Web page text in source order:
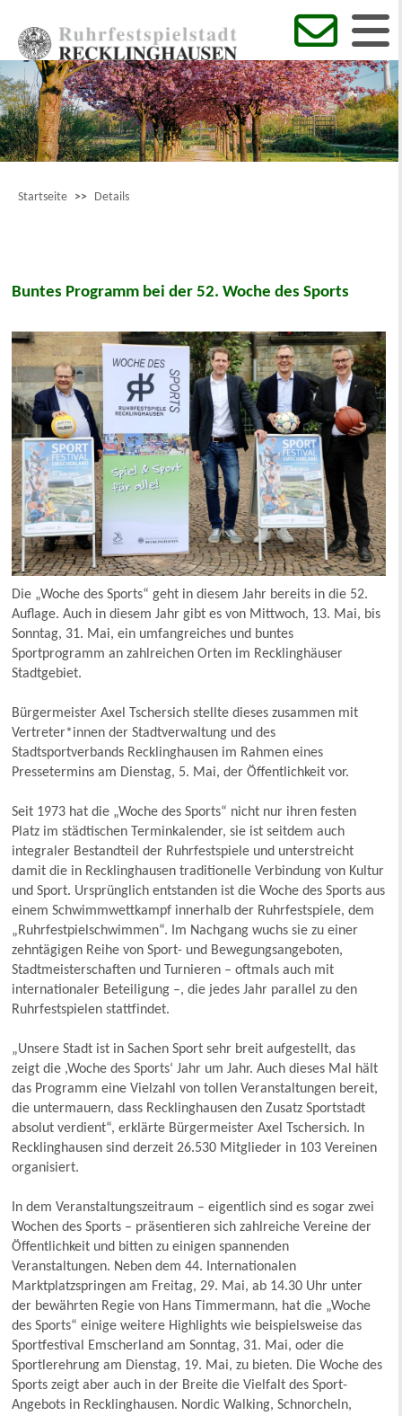
Startseite >> Details
Buntes Programm bei der 52. Woche des Sports
Die „Woche des Sports“ geht in diesem Jahr bereits in die 52.
Auflage. Auch in diesem Jahr gibt es von Mittwoch, 13. Mai, bis
Sonntag, 31. Mai, ein umfangreiches und buntes
Sportprogramm an zahlreichen Orten im Recklinghäuser
Stadtgebiet.
Bürgermeister Axel Tschersich stellte dieses zusammen mit
Vertreter*innen der Stadtverwaltung und des
Stadtsportverbands Recklinghausen im Rahmen eines
Pressetermins am Dienstag, 5. Mai, der Öffentlichkeit vor.
Seit 1973 hat die „Woche des Sports“ nicht nur ihren festen
Platz im städtischen Terminkalender, sie ist seitdem auch
integraler Bestandteil der Ruhrfestspiele und unterstreicht
damit die in Recklinghausen traditionelle Verbindung von Kultur
und Sport. Ursprünglich entstanden ist die Woche des Sports aus
einem Schwimmwettkampf innerhalb der Ruhrfestspiele, dem
„Ruhrfestpielschwimmen“. Im Nachgang wuchs sie zu einer
zehntägigen Reihe von Sport- und Bewegungsangeboten,
Stadtmeisterschaften und Turnieren – oftmals auch mit
internationaler Beteiligung –, die jedes Jahr parallel zu den
Ruhrfestspielen stattfindet.
„Unsere Stadt ist in Sachen Sport sehr breit aufgestellt, das
zeigt die ,Woche des Sports‘ Jahr um Jahr. Auch dieses Mal hält
das Programm eine Vielzahl von tollen Veranstaltungen bereit,
die untermauern, dass Recklinghausen den Zusatz Sportstadt
absolut verdient“, erklärte Bürgermeister Axel Tschersich. In
Recklinghausen sind derzeit 26.530 Mitglieder in 103 Vereinen
organisiert.
In dem Veranstaltungszeitraum – eigentlich sind es sogar zwei
Wochen des Sports – präsentieren sich zahlreiche Vereine der
Öffentlichkeit und bitten zu einigen spannenden
Veranstaltungen. Neben dem 44. Internationalen
Marktplatzspringen am Freitag, 29. Mai, ab 14.30 Uhr unter
der bewährten Regie von Hans Timmermann, hat die „Woche
des Sports“ einige weitere Highlights wie beispielsweise das
Sportfestival Emscherland am Sonntag, 31. Mai, oder die
Sportlerehrung am Dienstag, 19. Mai, zu bieten. Die Woche des
Sports zeigt aber auch in der Breite die Vielfalt des Sport-
Angebots in Recklinghausen. Nordic Walking, Schnorcheln,